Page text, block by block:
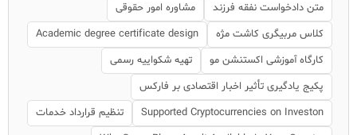
متن دادخواست نفقه فرزند
مشاوره امور حقوقی
کلاس مربیگری کاشت مژه
Academic degree certificate design
کارگاه آموزشی اکستنشن مو
تهیه شکواییه رسمی
پکیج یادگیری تأثیر اخبار اقتصادی بر فارکس
Supported Cryptocurrencies on Investon
تنظیم قرارداد خدمات